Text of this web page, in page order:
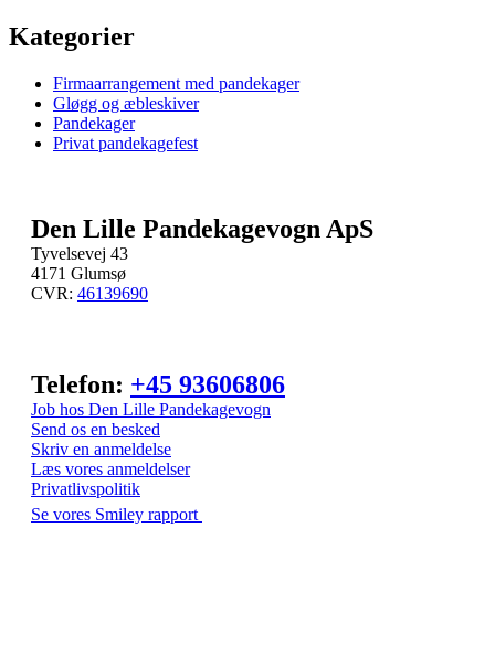
Kategorier
Firmaarrangement med pandekager
Gløgg og æbleskiver
Pandekager
Privat pandekagefest
Den Lille Pandekagevogn ApS
Tyvelsevej 43
4171 Glumsø
CVR: 46139690
Telefon: +45 93606806
Job hos Den Lille Pandekagevogn
Send os en besked
Skriv en anmeldelse
Læs vores anmeldelser
Privatlivspolitik
Se vores Smiley rapport